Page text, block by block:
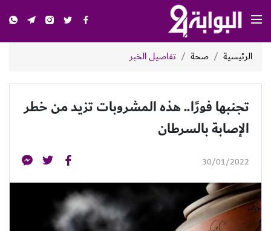
الرئيسية صحة تفاصيل الخبر
تجنبها فورًا.. هذه المشروبات تزيد من خطر
الإصابة بالسرطان
30/01/2022